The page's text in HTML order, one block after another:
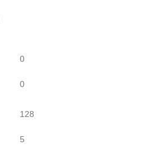
0
0
128
5